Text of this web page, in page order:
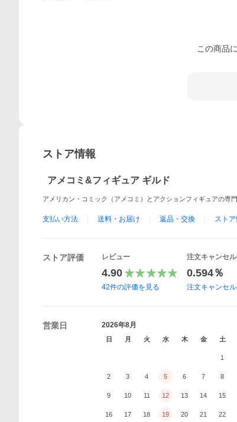
この商品
ストア情報
アメコミ&フィギュア ギルド
アメリカン・コミック（アメコミ）とアクションフィギュアの専門
支払い方法 送料・お届け 返品・交換 スト
ストア評価 レビュー
4.90
42件の評価を見る
注文キャンセ
0.594％
注文キャンセ
営業日 2026年8月
日 月 火 水 木 金 土
1
2 3 4 5 6 7 8
9 10 11 12 13 14 15
16 17 18 19 20 21 22